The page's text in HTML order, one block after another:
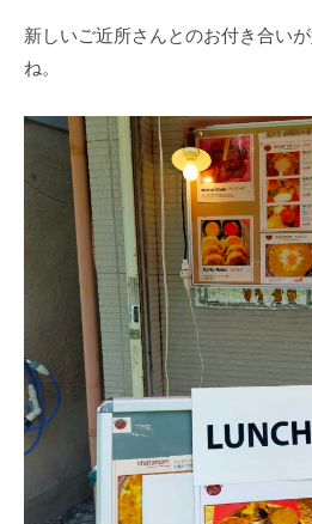
新しいご近所さんとのお付き合い
ね。